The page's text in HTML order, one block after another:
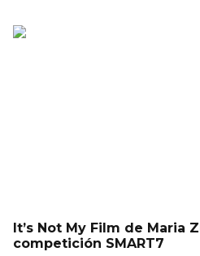
It’s Not My Film de Maria
competición SMART7